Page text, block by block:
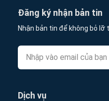
Đăng ký nhận bản tin
Nhận bản tin để không bỏ lỡ
Dịch vụ